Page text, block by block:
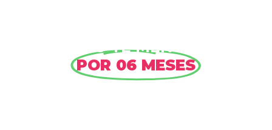
EU VOU TE MENTORAR
POR 06 MESES